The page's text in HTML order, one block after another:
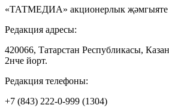
«ТАТМЕДИА» акционерлык җәмгыяте
Редакция адресы:
420066, Татарстан Республикасы,
2нче йорт.
Редакция телефоны:
+7 (843) 222-0-999 (1304)